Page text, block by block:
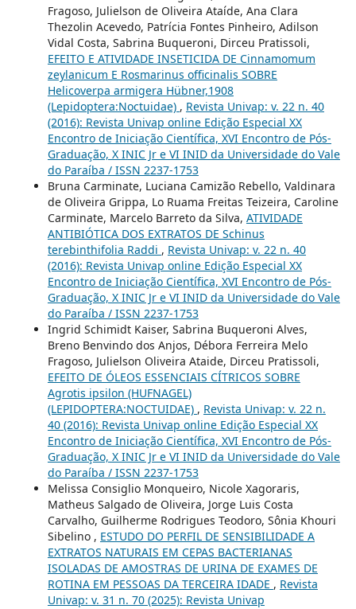
Fragoso, Julielson de Oliveira Ataíde, Ana Clara
Thezolin Acevedo, Patrícia Fontes Pinheiro, Adilson
Vidal Costa, Sabrina Buqueroni, Dirceu Pratissoli,
EFEITO E ATIVIDADE INSETICIDA DE Cinnamomum
zeylanicum E Rosmarinus officinalis SOBRE
Helicoverpa armigera Hübner,1908
(Lepidoptera:Noctuidae) , Revista Univap: v. 22 n. 40
(2016): Revista Univap online Edição Especial XX
Encontro de Iniciação Científica, XVI Encontro de Pós-
Graduação, X INIC Jr e VI INID da Universidade do Vale
do Paraíba / ISSN 2237-1753
Bruna Carminate, Luciana Camizão Rebello, Valdinara
de Oliveira Grippa, Lo Ruama Freitas Teizeira, Caroline
Carminate, Marcelo Barreto da Silva, ATIVIDADE
ANTIBIÓTICA DOS EXTRATOS DE Schinus
terebinthifolia Raddi , Revista Univap: v. 22 n. 40
(2016): Revista Univap online Edição Especial XX
Encontro de Iniciação Científica, XVI Encontro de Pós-
Graduação, X INIC Jr e VI INID da Universidade do Vale
do Paraíba / ISSN 2237-1753
Ingrid Schimidt Kaiser, Sabrina Buqueroni Alves,
Breno Benvindo dos Anjos, Débora Ferreira Melo
Fragoso, Julielson Oliveira Ataide, Dirceu Pratissoli,
EFEITO DE ÓLEOS ESSENCIAIS CÍTRICOS SOBRE
Agrotis ipsilon (HUFNAGEL)
(LEPIDOPTERA:NOCTUIDAE) , Revista Univap: v. 22 n.
40 (2016): Revista Univap online Edição Especial XX
Encontro de Iniciação Científica, XVI Encontro de Pós-
Graduação, X INIC Jr e VI INID da Universidade do Vale
do Paraíba / ISSN 2237-1753
Melissa Consiglio Monqueiro, Nicole Xagoraris,
Matheus Salgado de Oliveira, Jorge Luis Costa
Carvalho, Guilherme Rodrigues Teodoro, Sônia Khouri
Sibelino , ESTUDO DO PERFIL DE SENSIBILIDADE A
EXTRATOS NATURAIS EM CEPAS BACTERIANAS
ISOLADAS DE AMOSTRAS DE URINA DE EXAMES DE
ROTINA EM PESSOAS DA TERCEIRA IDADE , Revista
Univap: v. 31 n. 70 (2025): Revista Univap